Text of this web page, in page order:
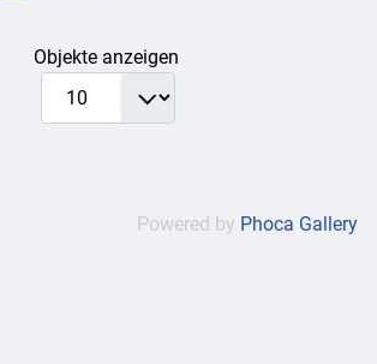
Objekte anzeigen
Powered by Phoca Gallery